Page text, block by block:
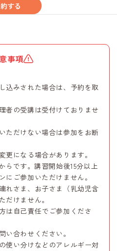
ず
か
する
事項
込みされた場合は、予約を取
者の受講は受付けておりませ
ただけない場合は参加をお断
更になる場合があります。
らです。講習開始後15分以上
にご参加いただけません。
れさま、お子さま（乳幼児含
だけません。
は自己責任でご参加くださ
合わせください。
使い分けなどのアレルギー対